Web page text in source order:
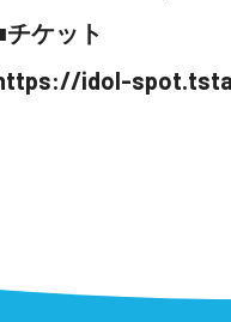
チケット
idol-